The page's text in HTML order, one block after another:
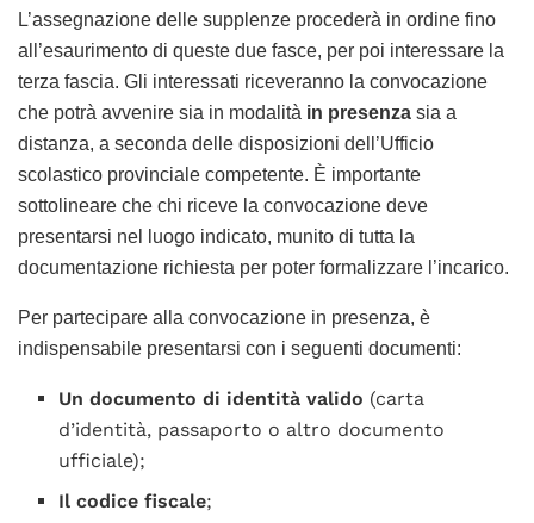
L’assegnazione delle supplenze procederà in ordine fino
all’esaurimento di queste due fasce, per poi interessare la
terza fascia. Gli interessati riceveranno la convocazione
che potrà avvenire sia in modalità in presenza sia a
distanza, a seconda delle disposizioni dell’Ufficio
scolastico provinciale competente. È importante
sottolineare che chi riceve la convocazione deve
presentarsi nel luogo indicato, munito di tutta la
documentazione richiesta per poter formalizzare l’incarico.
Per partecipare alla convocazione in presenza, è
indispensabile presentarsi con i seguenti documenti:
Un documento di identità valido (carta
d’identità, passaporto o altro documento
ufficiale);
Il codice fiscale;